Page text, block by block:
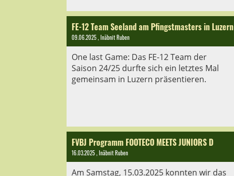
FE-12 Team Seeland am Pfingstmasters in Luzern
09.06.2025, Inäbnit Ruben
One last Game: Das FE-12 Team der
Saison 24/25 durfte sich ein letztes Mal
gemeinsam in Luzern präsentieren.
FVBJ Programm FOOTECO MEETS JUNIORS D
16.03.2025, Inäbnit Ruben
Am Samstag, 15.03.2025 konnten wir das